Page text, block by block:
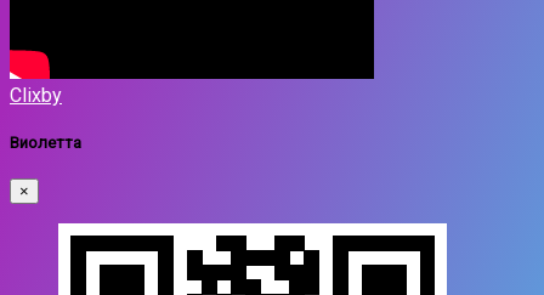
Clixby
Виолетта
×